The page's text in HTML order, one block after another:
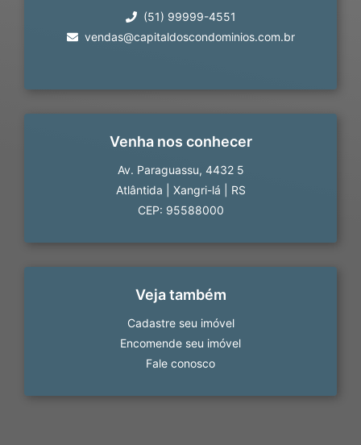
(51) 99999-4551
vendas@capitaldoscondominios.com.br
Venha nos conhecer
Av. Paraguassu, 4432 5
Atlântida
Xangri-lá
RS
CEP: 95588000
Veja também
Cadastre seu imóvel
Encomende seu imóvel
Fale conosco